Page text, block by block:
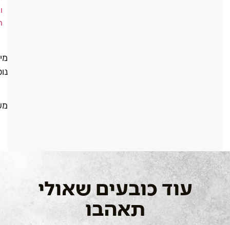
עוד כובעים שאולי
תאהבו